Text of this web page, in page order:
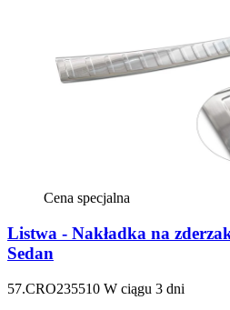
Cena specjalna
Listwa - Nakładka na
Sedan
57.CRO235510 W ciągu 3 dni